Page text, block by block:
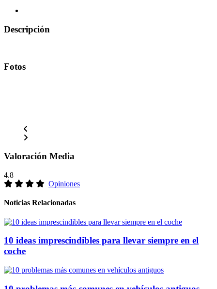
Descripción
Fotos
Valoración Media
4.8
Opiniones
Noticias Relacionadas
10 ideas imprescindibles para llevar siempre en el
coche